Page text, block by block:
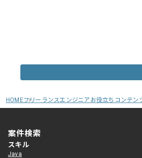
HOMEフリーランスエンジニアお役立ちコンテン
案件検索
スキル
Java